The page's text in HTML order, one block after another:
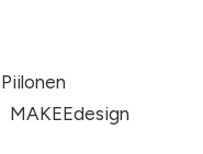
Piilonen
MAKEEdesign